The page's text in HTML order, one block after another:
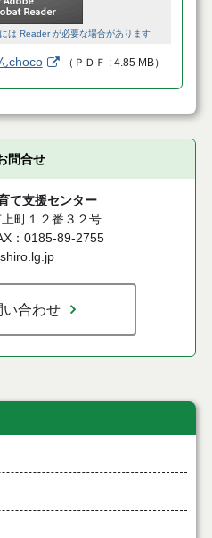
は Reader が必要な場合があります
choco （ ＰＤＦ 4.85 MB）
問合せ
て支援センター
町１２番３２号
：0185-89-2755
い合わせ